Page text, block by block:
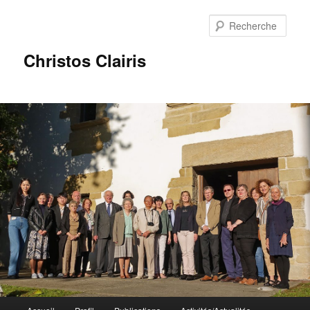
Christos Clairis